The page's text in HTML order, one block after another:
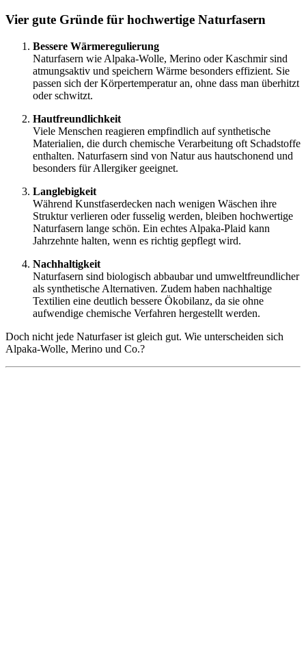
Vier gute Gründe für hochwertige Naturfasern
Bessere Wärmeregulierung
Naturfasern wie Alpaka-Wolle, Merino oder Kaschmir sind
atmungsaktiv und speichern Wärme besonders effizient. Sie
passen sich der Körpertemperatur an, ohne dass man überhitzt
oder schwitzt.
Hautfreundlichkeit
Viele Menschen reagieren empfindlich auf synthetische
Materialien, die durch chemische Verarbeitung oft Schadstoffe
enthalten. Naturfasern sind von Natur aus hautschonend und
besonders für Allergiker geeignet.
Langlebigkeit
Während Kunstfaserdecken nach wenigen Wäschen ihre
Struktur verlieren oder fusselig werden, bleiben hochwertige
Naturfasern lange schön. Ein echtes Alpaka-Plaid kann
Jahrzehnte halten, wenn es richtig gepflegt wird.
Nachhaltigkeit
Naturfasern sind biologisch abbaubar und umweltfreundlicher
als synthetische Alternativen. Zudem haben nachhaltige
Textilien eine deutlich bessere Ökobilanz, da sie ohne
aufwendige chemische Verfahren hergestellt werden.
Doch nicht jede Naturfaser ist gleich gut. Wie unterscheiden sich
Alpaka-Wolle, Merino und Co.?